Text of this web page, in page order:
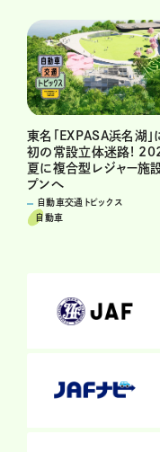
東名「EXPASA浜名湖」
初の常設立体迷路!
夏に複合型レジャー施
プンへ
自動車交通トピックス
自動車